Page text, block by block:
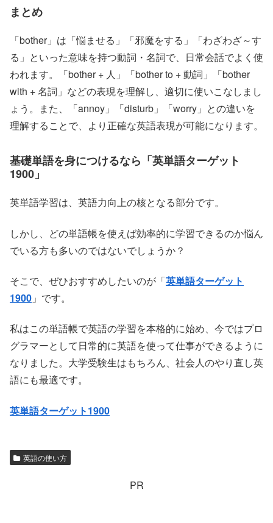
まとめ
「bother」は「悩ませる」「邪魔をする」「わざわざ～す
る」といった意味を持つ動詞・名詞で、日常会話でよく使
われます。「bother + 人」「bother to + 動詞」「bother
with + 名詞」などの表現を理解し、適切に使いこなしまし
ょう。また、「annoy」「disturb」「worry」との違いを
理解することで、より正確な英語表現が可能になります。
基礎単語を身につけるなら「英単語ターゲット
1900」
英単語学習は、英語力向上の核となる部分です。
しかし、どの単語帳を使えば効率的に学習できるのか悩ん
でいる方も多いのではないでしょうか？
そこで、ぜひおすすめしたいのが「英単語ターゲット
1900 」です。
私はこの単語帳で英語の学習を本格的に始め、今ではプロ
グラマーとして日常的に英語を使って仕事ができるように
なりました。大学受験生はもちろん、社会人のやり直し英
語にも最適です。
英単語ターゲット1900
英語の使い方
PR